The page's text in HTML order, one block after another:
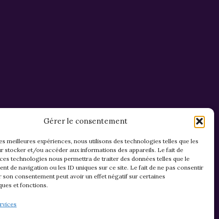
Gérer le consentement
meilleures expériences, nous utilisons des technologies telles que les
stocker et/ou accéder aux informations des appareils. Le fait de
technologies nous permettra de traiter des données telles que le
de navigation ou les ID uniques sur ce site. Le fait de ne pas consentir
son consentement peut avoir un effet négatif sur certaines
et fonctions.
Mentions légales & confidentialité